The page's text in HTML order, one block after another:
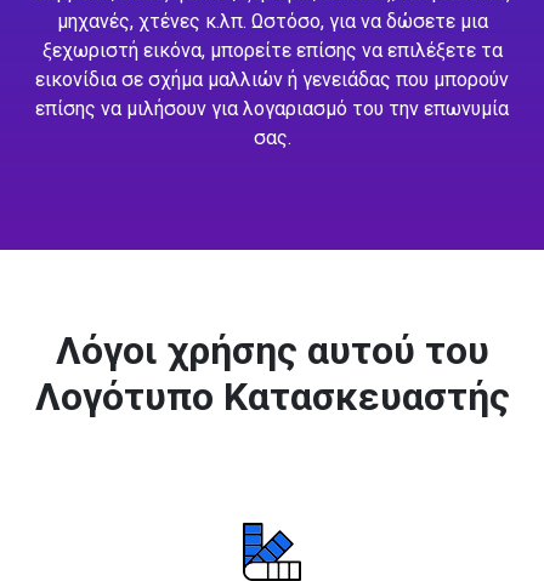
μηχανές, χτένες κ.λπ. Ωστόσο, για να δώσετε μια
ξεχωριστή εικόνα, μπορείτε επίσης να επιλέξετε τα
εικονίδια σε σχήμα μαλλιών ή γενειάδας που μπορούν
επίσης να μιλήσουν για λογαριασμό του την επωνυμία
σας.
Λόγοι χρήσης αυτού του
Λογότυπο Κατασκευαστής